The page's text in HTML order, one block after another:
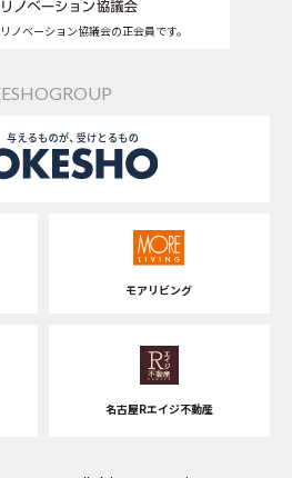
ノベーション協議会の正会員です。
モアリビング
名古屋Rエイジ不動産